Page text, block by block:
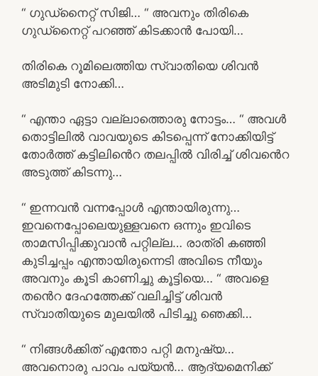
“ ഗുഡ്നൈറ്റ് സിജി… “ അവനും തിരികെ
ഗുഡ്നൈറ്റ് പറഞ്ഞ് കിടക്കാൻ പോയി…
തിരികെ റൂമിലെത്തിയ സ്വാതിയെ ശിവൻ
അടിമുടി നോക്കി…
“ എന്താ ഏട്ടാ വല്ലാത്തൊരു നോട്ടം… “ അവൾ
തൊട്ടിലിൽ വാവയുടെ കിടപ്പെന്ന് നോക്കിയിട്ട്
തോർത്ത് കട്ടിലിൻെറ തലപ്പിൽ വിരിച്ച് ശിവൻെറ
അടുത്ത് കിടന്നു…
“ ഇന്നവൻ വന്നപ്പോൾ എന്തായിരുന്നു…
ഇവനെപ്പോലെയുള്ളവനെ ഒന്നും ഇവിടെ
താമസിപ്പിക്കുവാൻ പറ്റില്ല… രാത്രി കഞ്ഞി
കുടിച്ചപ്പം എന്തായിരുന്നെടി അവിടെ നീയും
അവനും കൂടി കാണിച്ചു കൂട്ടിയെ… “ അവളെ
തൻെറ ദേഹത്തേക്ക് വലിച്ചിട്ട് ശിവൻ
സ്വാതിയുടെ മുലയിൽ പിടിച്ചു ഞെക്കി…
“ നിങ്ങൾക്കിത് എന്തോ പറ്റി മനുഷ്യ…
അവനൊരു പാവം പയ്യൻ… ആദ്യമെനിക്ക്